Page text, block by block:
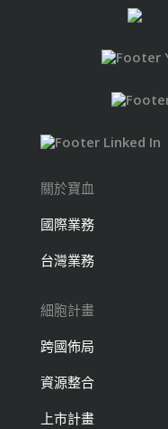
關於寶血
國際業務
台灣業務
細胞計畫
跨國佈局
資源整合
上市計畫